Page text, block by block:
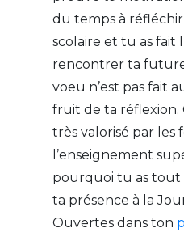
du temps à
scolaire et tu as fait
rencontrer ta future
voeu n’est pas fait
fruit de ta réflexion.
très valorisé par les
l’enseignement
pourquoi tu as
ta présence à la
Ouvertes dans ton